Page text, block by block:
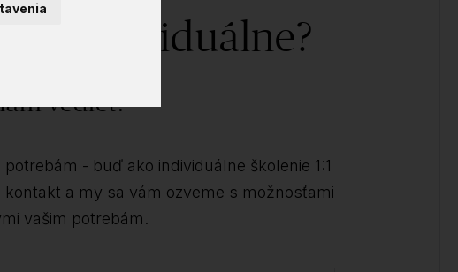
individuálne?
vedieť!
- buď ako individuálne školenie 1:1
a my sa vám ozveme s možnosťami
vašim potrebám.